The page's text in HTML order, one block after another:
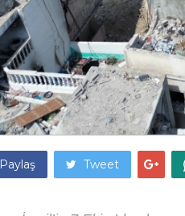
Paylaş Tweet